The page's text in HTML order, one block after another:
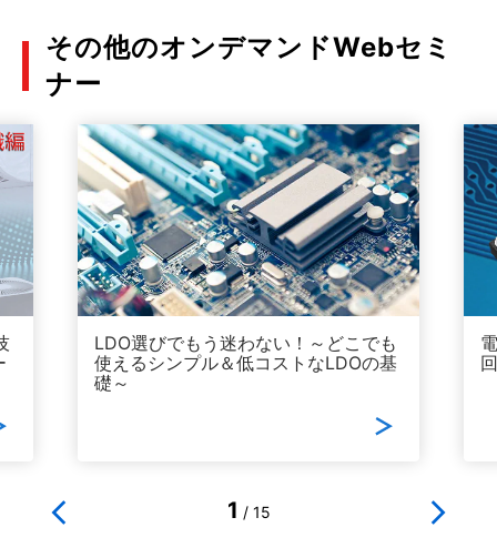
その他のオンデマンドWebセミ
ナー
LDO選びでもう迷わない！～どこでも
使えるシンプル＆低コストなLDOの基
礎～
1 / 15